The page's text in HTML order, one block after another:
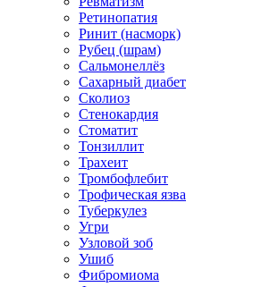
Ретинопатия
Ринит (насморк)
Рубец (шрам)
Сальмонеллёз
Сахарный диабет
Сколиоз
Стенокардия
Стоматит
Тонзиллит
Трахеит
Тромбофлебит
Трофическая язва
Туберкулез
Угри
Узловой зоб
Ушиб
Фибромиома